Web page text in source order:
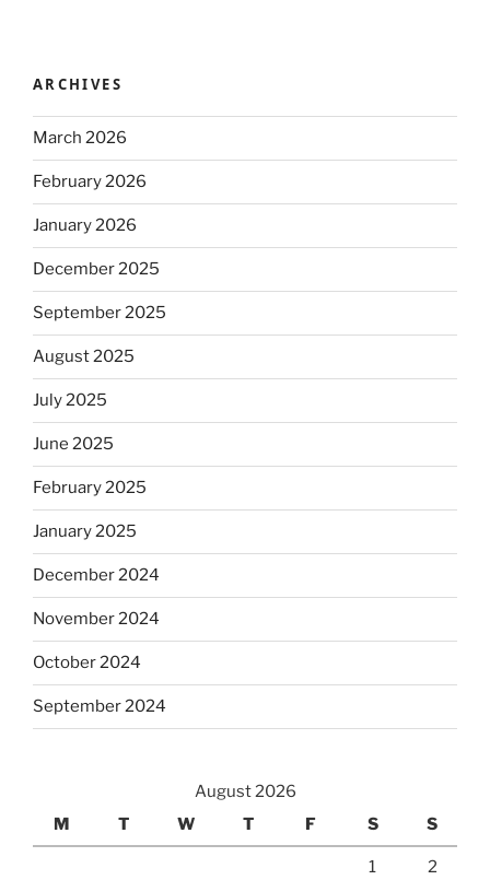
ARCHIVES
March 2026
February 2026
January 2026
December 2025
September 2025
August 2025
July 2025
June 2025
February 2025
January 2025
December 2024
November 2024
October 2024
September 2024
August 2026
M
T W T F S S
1 2